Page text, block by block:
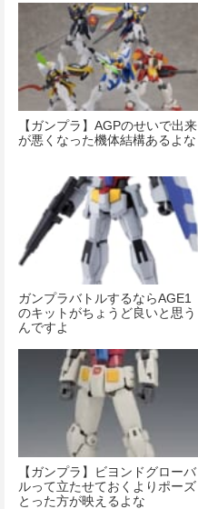
【ガンプラ】AGPのせいで出来
が悪くなった機体結構あるよな
ガンプラバトルするならAGE1
のキットがちょうど良いと思う
んですよ
【ガンプラ】ビヨンドグローバ
ルって立たせておくよりポーズ
とった方が映えるよな